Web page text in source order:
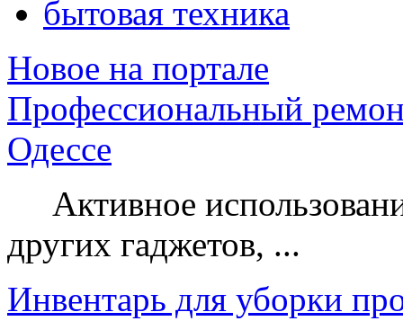
бытовая техника
Новое на портале
Профессиональный
Одессе
Активное
других гаджетов, ...
Инвентарь для уборки